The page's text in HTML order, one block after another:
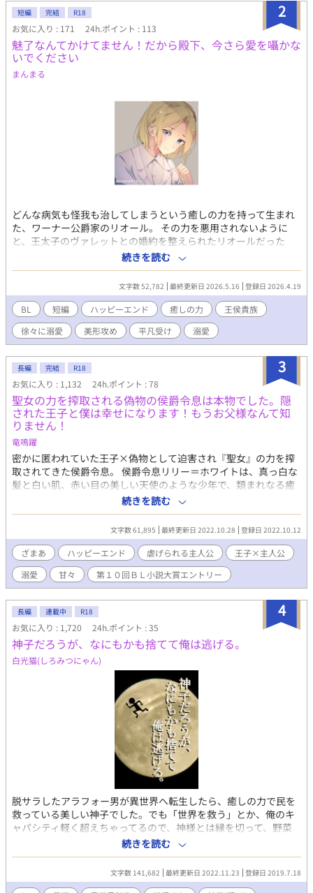
2
短編 完結 R18
お気に入り : 171 24h.ポイント : 113
魅了なんてかけてません！だから殿下、今さら愛を囁かな
いでください
まんまる
どんな病気も怪我も治してしまうという癒しの力を持って生まれ
た、ワーナー公爵家のリオール。 その力を悪用されないように
と、王太子のヴァレットとの婚約を整えられたリオールだった
が、リオールの癒しの力は、ちょっとした怪我しか治せない、と
ても弱々しいものだった。 リオールは、必要最低限しか婚約者の
務めを果たさないヴァレットとの仲を悩みながらも、自分にでき
る事を精一杯やろうと、公爵家の敷地内の一角で治癒院を始め
る。 治癒院で人々の傷を癒しながら、少しずつやり甲斐を感じ始
めるリオールだったが、治療にやってくる人々の、何やらおかし
な様子に気づく。 健気に人々の役に立とうと奮闘するリオールが
気になり始めるヴァレット(攻・20)と、早々に恋を諦めて人々の
治癒に生き甲斐を見出したリオール(受・19)の恋の行方は。 Rシ
ーンは※つけます。 ※画像は男の子メーカーpicrewさんよりお借
りしました。
続きを読む
文字数 52,782 最終更新日 2026.5.16 登録日 2026.4.19
BL 短編 ハッピーエンド 癒しの力
王侯貴族
徐々に溺愛
美形攻め 平凡受け 溺愛
3
長編 完結 R18
お気に入り : 1,132 24h.ポイント : 78
聖女の力を搾取される偽物の侯爵令息は本物でした。隠
された王子と僕は幸せになります！もうお父様なんて知
りません！
竜鳴躍
密かに匿われていた王子×偽物として迫害され『聖女』の力を搾
取されてきた侯爵令息。 侯爵令息リリー＝ホワイトは、真っ白な
髪と白い肌、赤い目の美しい天使のような少年で、類まれなる癒
しの力を持っている。温和な父と厳しくも優しい女侯爵の母、そ
して母が養子にと引き取ってきた凛々しい少年、チャーリーと４
人で幸せに暮らしていた。 母が亡くなるまでは。 母が亡くなる
と、父は二人を血の繋がらない子として閉じ込め、使用人のよう
に扱い始めた。 すぐに父の愛人が後妻となり娘を連れて現れ、我
が物顔に侯爵家で暮らし始め、リリーの力を娘の力と偽って娘は
王子の婚約者に登り詰める。 実は隣国の王子だったチャーリーを
助けるために侯爵家に忍び込んでいた騎士に助けられ、二人は家
から逃げて隣国へ…。 ２人の幸せの始まりであり、侯爵家にいた
者たちの破滅の始まりだった。
続きを読む
文字数 61,895 最終更新日 2022.10.28 登録日 2022.10.12
ざまあ ハッピーエンド 虐げられる主人公
王子×主人公
溺愛
甘々 第１０回ＢＬ小説大賞エントリー
4
長編 連載中 R18
お気に入り : 1,720 24h.ポイント : 35
神子だろうが、なにもかも捨てて俺は逃げる。
白光猫(しろみつにゃん)
脱サラしたアラフォー男が異世界へ転生したら、癒しの力で民を
救っている美しい神子でした。でも「世界を救う」とか、俺のキ
ャパシティ軽く超えちゃってるので、神様とは縁を切って、野菜
農家へ転職しようと思います。美貌の後見人（司教）とか、色男
の婚約者（王太子）とか、もう追ってこないでね。さような
ら……したはずなのに、男に求愛されまくる話。なんでこうなっ
ちまうんだっ！ 主人公（受け）は、身体は両性具有ですが、中身
続きを読む
文字数 141,682 最終更新日 2022.11.23 登録日 2019.7.18